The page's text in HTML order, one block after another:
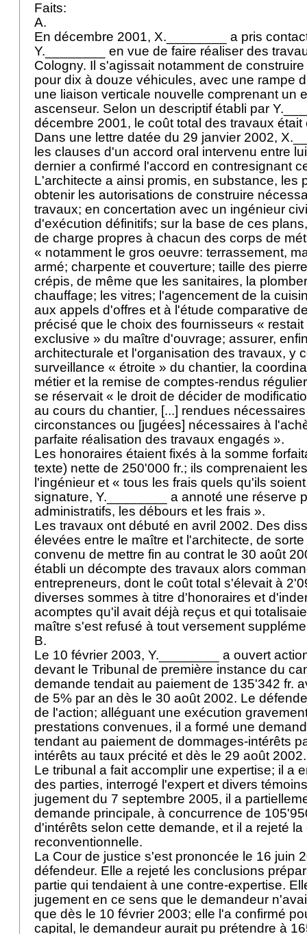
Faits:
A.
En décembre 2001, X.________ a pris
Y.________ en vue de faire réaliser des
Cologny. Il s'agissait notamment de
pour dix à douze véhicules, avec une rampe
une liaison verticale nouvelle comprenant un
ascenseur. Selon un descriptif établi par
décembre 2001, le coût total des travaux
Dans une lettre datée du 29 janvier 2002,
les clauses d'un accord oral intervenu entre
dernier a confirmé l'accord en contresignant
L'architecte a ainsi promis, en substance, les
obtenir les autorisations de construire
travaux; en concertation avec un ingénieur
d'exécution définitifs; sur la base de ces
de charge propres à chacun des corps de
« notamment le gros oeuvre: terrassement,
armé; charpente et couverture; taille des
crépis, de même que les sanitaires, la
chauffage; les vitres; l'agencement de la
aux appels d'offres et à l'étude comparative
précisé que le choix des fournisseurs «
exclusive » du maître d'ouvrage; assurer,
architecturale et l'organisation des travaux, y
surveillance « étroite » du chantier, la
métier et la remise de comptes-rendus
se réservait « le droit de décider de
au cours du chantier, [...] rendues
circonstances ou [jugées] nécessaires à
parfaite réalisation des travaux engagés ».
Les honoraires étaient fixés à la somme
texte) nette de 250'000 fr.; ils comprenaient
l'ingénieur et « tous les frais quels qu'ils
signature, Y.________ a annoté une réserve
administratifs, les débours et les frais ».
Les travaux ont débuté en avril 2002. Des
élevées entre le maître et l'architecte, de
convenu de mettre fin au contrat le 30 août
établi un décompte des travaux alors
entrepreneurs, dont le coût total s'élevait à
diverses sommes à titre d'honoraires et
acomptes qu'il avait déjà reçus et qui
maître s'est refusé à tout versement
B.
Le 10 février 2003, Y.________ a ouvert
devant le Tribunal de première instance du
demande tendait au paiement de 135'342 fr.
de 5% par an dès le 30 août 2002. Le
de l'action; alléguant une exécution
prestations convenues, il a formé une
tendant au paiement de dommages-intérêts
intérêts au taux précité et dès le 29 août
Le tribunal a fait accomplir une expertise; il a
des parties, interrogé l'expert et divers
jugement du 7 septembre 2005, il a
demande principale, à concurrence de
d'intérêts selon cette demande, et il a rejeté
reconventionnelle.
La Cour de justice s'est prononcée le 16 juin
défendeur. Elle a rejeté les conclusions
partie qui tendaient à une contre-expertise.
jugement en ce sens que le demandeur
que dès le 10 février 2003; elle l'a confirmé
capital, le demandeur aurait pu prétendre à